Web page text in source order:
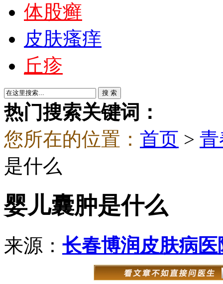
体股癣
皮肤瘙痒
丘疹
热门搜索关键词：
您所在的位置： 首页 >
是什么
婴儿囊肿是什么
来源： 长春博润皮肤病医